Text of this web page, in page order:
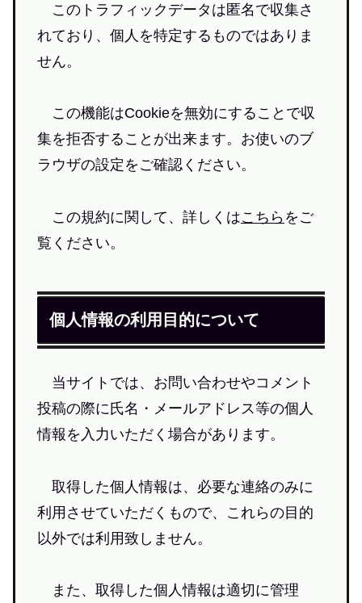
このトラフィックデータは匿名で収集さ
れており、個人を特定するものではありま
せん。
この機能はCookieを無効にすることで収
集を拒否することが出来ます。お使いのブ
ラウザの設定をご確認ください。
この規約に関して、詳しくはこちら をご
覧ください。
個人情報の利用目的について
当サイトでは、お問い合わせやコメント
投稿の際に氏名・メールアドレス等の個人
情報を入力いただく場合があります。
取得した個人情報は、必要な連絡のみに
利用させていただくもので、これらの目的
以外では利用致しません。
また、取得した個人情報は適切に管理